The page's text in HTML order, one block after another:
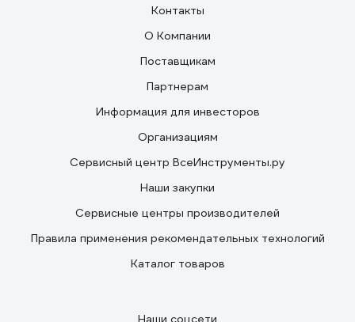
Контакты
О Компании
Поставщикам
Партнерам
Информация для инвесторов
Организациям
Сервисный центр ВсеИнструменты.ру
Наши закупки
Сервисные центры производителей
Правила применения рекомендательных технологий
Каталог товаров
Наши соцсети